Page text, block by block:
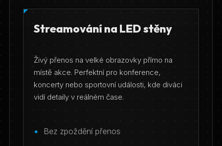
Streamování na LED stěny
Živý přenos na velké obrazovky přímo na
místě akce. Perfektní pro konference,
koncerty nebo sportovní události, kde diváci
vidí detaily v reálném čase.
Bez zpoždění přenos